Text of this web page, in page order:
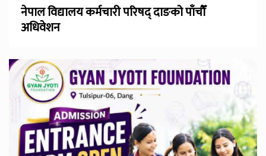
नेपाल विद्यालय कर्मचारी परिषद् दाङको पाँचौँ
अधिवेशन